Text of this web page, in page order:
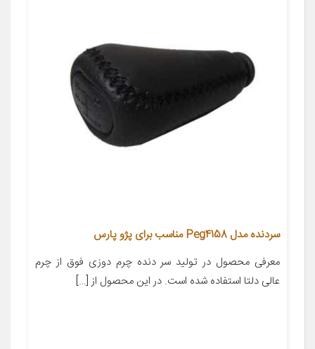
سردنده مدل Peg4158 مناسب برای پژو پارس
معرفی محصول در تولید سر دنده چرم دوزی فوق از چرم
عالی دلتا استفاده شده است. در این محصول از […]